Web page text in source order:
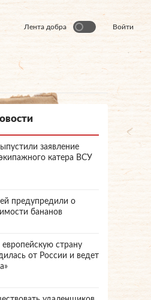
Лента добра Войти
заявление
катера ВСУ
предупредили о
бананов
страну
от России и ведет